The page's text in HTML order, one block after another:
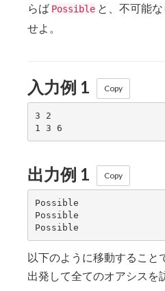
らば Possible と、不可能
せよ。
入力例 1 Copy
3 2
出力例 1 Copy
Possible
Possible
以下のように移動すること
出発して全てのオアシスを